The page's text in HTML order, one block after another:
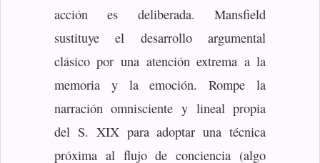
acción es deliberada. Mansfield
sustituye el desarrollo argumental
clásico por una atención extrema a la
memoria y la emoción. Rompe la
narración omnisciente y lineal propia
del S. XIX para adoptar una técnica
próxima al flujo de conciencia (algo